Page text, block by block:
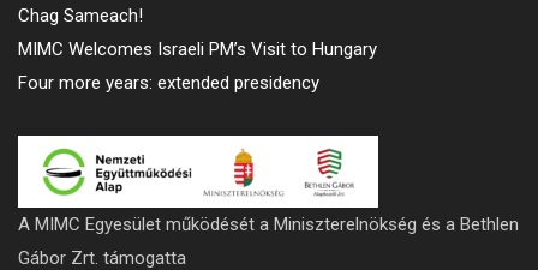
Chag Sameach!
MIMC Welcomes Israeli PM’s Visit to Hungary
Four more years: extended presidency
A MIMC Egyesület működését a Miniszterelnökség és a Bethlen
Gábor Zrt. támogatta